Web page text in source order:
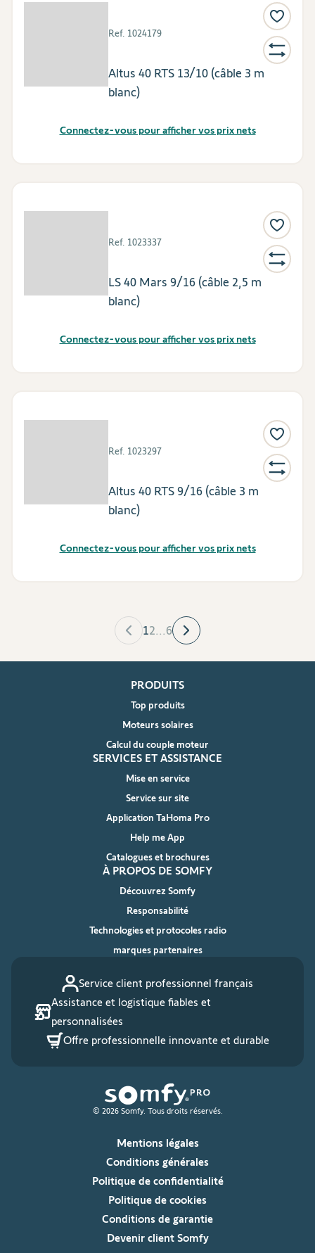
Ref. 1024179
Altus 40 RTS 13/10 (câble 3 m
blanc)
Connectez-vous pour afficher vos prix nets
Ref. 1023337
LS 40 Mars 9/16 (câble 2,5 m
blanc)
Connectez-vous pour afficher vos prix nets
Ref. 1023297
Altus 40 RTS 9/16 (câble 3 m
blanc)
Connectez-vous pour afficher vos prix nets
12...6
© 2026 Somfy. Tous droits réservés.
Service client professionnel français
Assistance et logistique fiables et
personnalisées
Offre professionnelle innovante et durable
PRODUITS
Top produits
Moteurs solaires
Calcul du couple moteur
SERVICES ET ASSISTANCE
Mise en service
Service sur site
Application TaHoma Pro
Help me App
Catalogues et brochures
À PROPOS DE SOMFY
Découvrez Somfy
Responsabilité
Technologies et protocoles radio
marques partenaires
Mentions légales
Conditions générales
Politique de confidentialité
Politique de cookies
Conditions de garantie
Devenir client Somfy